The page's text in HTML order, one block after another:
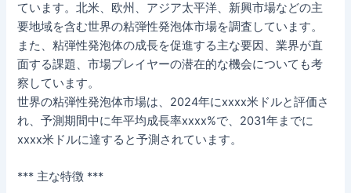
ています。北米、欧州、アジア太平洋、新興市場などの主
要地域を含む世界の粘弾性発泡体市場を調査しています。
また、粘弾性発泡体の成長を促進する主な要因、業界が直
面する課題、市場プレイヤーの潜在的な機会についても考
察しています。
世界の粘弾性発泡体市場は、2024年にxxxx米ドルと評価さ
れ、予測期間中に年平均成長率xxxx%で、2031年までに
xxxx米ドルに達すると予測されています。
*** 主な特徴 ***